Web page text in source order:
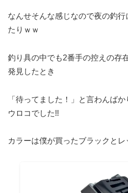
なんせそんな感じなので夜の釣
たりｗｗ
釣り具の中でも2番手の控えの存
発見したとき
「待ってました！」と言わんば
ウロコでした!!
カラーは僕が買ったブラックとレ